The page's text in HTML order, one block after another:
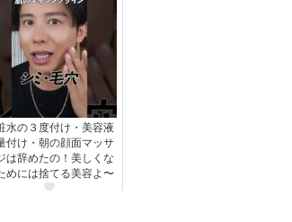
水の３度付け・美容液
付け・朝の顔面マッサ
は辞めたの！美しくな
めには捨てる美容よ〜